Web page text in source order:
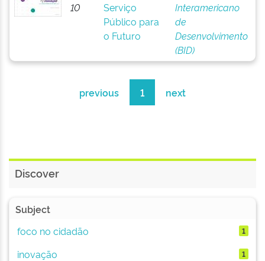
10
Serviço
Público para
o Futuro
Interamericano
de
Desenvolvimento
(BID)
previous 1 next
Discover
Subject
foco no cidadão
1
inovação 1